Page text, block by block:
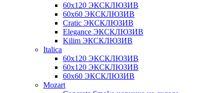
60х120 ЭКСКЛЮЗИВ
60х60 ЭКСКЛЮЗИВ
Cratic ЭКСКЛЮЗИВ
Elegance ЭКСКЛЮЗИВ
Kilim ЭКСКЛЮЗИВ
Italica
60х120 ЭКСКЛЮЗИВ
60х120 ЭКСКЛЮЗИВ
60х60 ЭКСКЛЮЗИВ
Mozart